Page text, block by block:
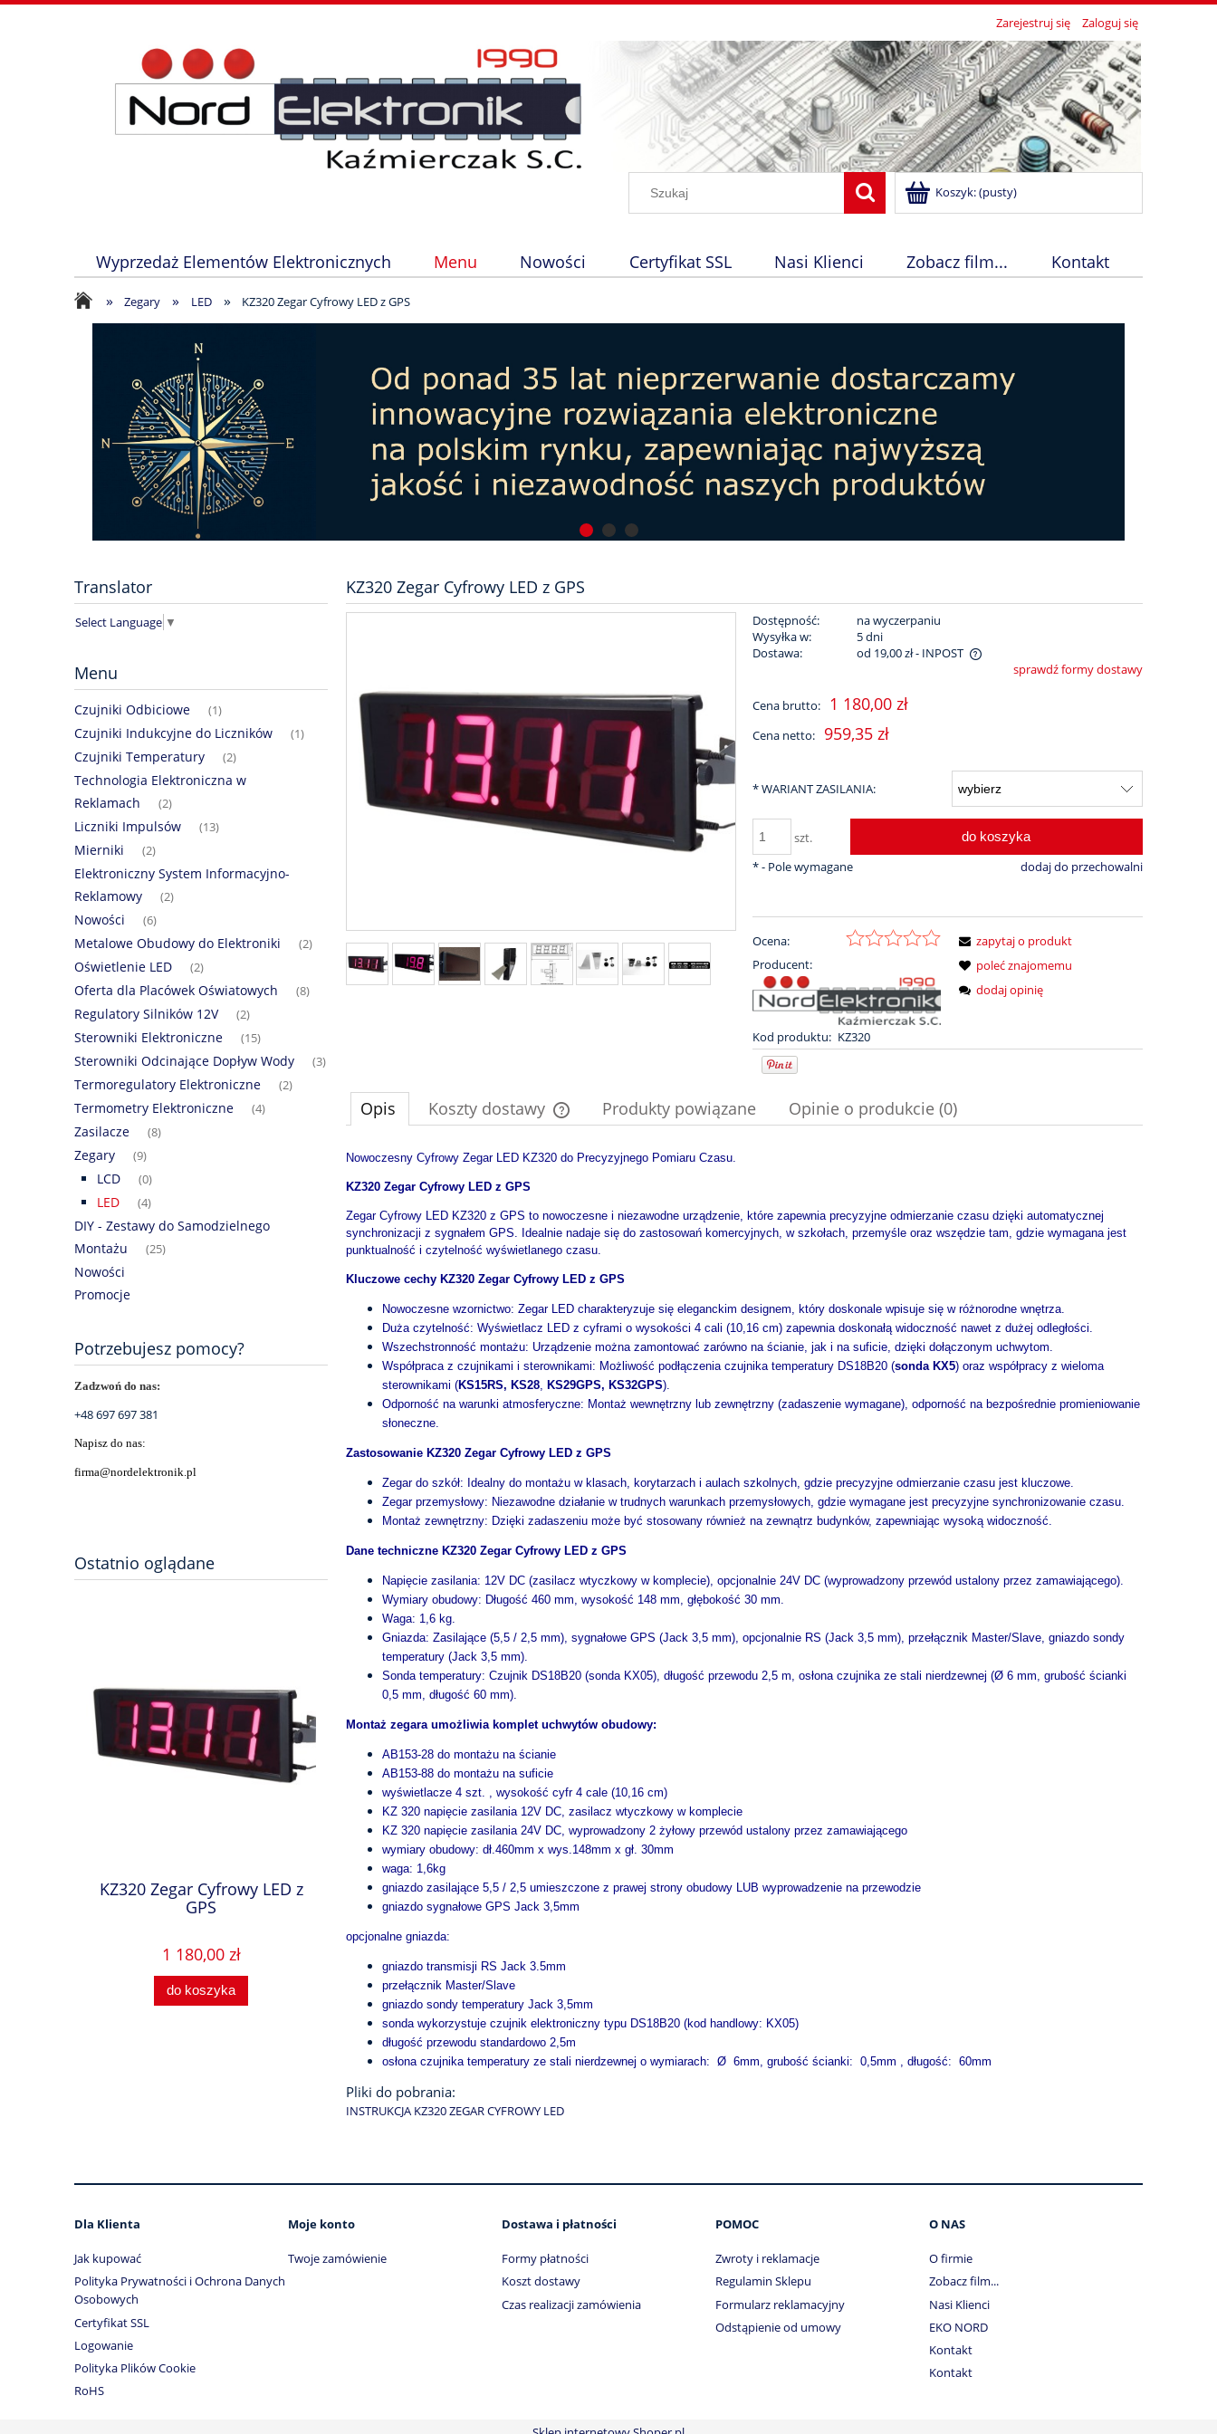
Zarejestruj się Zaloguj się
Koszyk:(pusty)
Wyprzedaż Elementów Elektronicznych Menu Nowości Certyfikat SSL Nasi Klienci Zobacz film... Kontakt
» Zegary » LED » KZ320 Zegar Cyfrowy LED z GPS
Translator
Select Language ▼
Menu
Czujniki Odbiciowe (1)
Czujniki Indukcyjne do Liczników (1)
Czujniki Temperatury (2)
Technologia Elektroniczna w
Reklamach
(2)
Liczniki Impulsów (13)
Mierniki (2)
Elektroniczny System Informacyjno-
Reklamowy
(2)
Nowości (6)
Metalowe Obudowy do Elektroniki (2)
Oświetlenie LED (2)
Oferta dla Placówek Oświatowych (8)
Regulatory Silników 12V (2)
Sterowniki Elektroniczne (15)
Sterowniki Odcinające Dopływ Wody (3)
Termoregulatory Elektroniczne (2)
Termometry Elektroniczne (4)
Zasilacze (8)
Zegary (9)
LCD (0)
LED (4)
DIY - Zestawy do Samodzielnego
Montażu
(25)
Nowości
Promocje
Potrzebujesz pomocy?
Zadzwoń do nas:
+48 697 697 381
Napisz do nas:
firma@nordelektronik.pl
Ostatnio oglądane
KZ320 Zegar Cyfrowy LED z
GPS
1 180,00 zł
do koszyka
KZ320 Zegar Cyfrowy LED z GPS
Dostępność:
na wyczerpaniu
Wysyłka w:
5 dni
Dostawa:
od 19,00 zł- INPOST
płatności
sprawdź formy dostawy
Cena brutto: 1 180,00 zł
Cena netto: 959,35 zł
*WARIANT ZASILANIA:
szt. do koszyka
dodaj do przechowalni
*- Pole wymagane
Ocena:
Producent:
Kod produktu: KZ320
zapytaj o produkt
poleć znajomemu
dodaj opinię
Opis Koszty dostawy
Cena nie zawiera ewentualnych kosztów
Produkty powiązane Opinie o produkcie (0)
Nowoczesny Cyfrowy Zegar LED KZ320 do Precyzyjnego Pomiaru Czasu.
KZ320 Zegar Cyfrowy LED z GPS
Zegar Cyfrowy LED KZ320 z GPS to nowoczesne i niezawodne urządzenie, które zapewnia precyzyjne odmierzanie czasu dzięki automatycznej
synchronizacji z sygnałem GPS. Idealnie nadaje się do zastosowań komercyjnych, w szkołach, przemyśle oraz wszędzie tam, gdzie wymagana jest
punktualność i czytelność wyświetlanego czasu.
Kluczowe cechy KZ320 Zegar Cyfrowy LED z GPS
Nowoczesne wzornictwo: Zegar LED charakteryzuje się eleganckim designem, który doskonale wpisuje się w różnorodne wnętrza.
Duża czytelność: Wyświetlacz LED z cyframi o wysokości 4 cali (10,16 cm) zapewnia doskonałą widoczność nawet z dużej odległości.
Wszechstronność montażu: Urządzenie można zamontować zarówno na ścianie, jak i na suficie, dzięki dołączonym uchwytom.
Współpraca z czujnikami i sterownikami: Możliwość podłączenia czujnika temperatury DS18B20 (sonda KX5) oraz współpracy z wieloma
sterownikami (KS15RS, KS28 KS29GPS, KS32GPS).
Odporność na warunki atmosferyczne: Montaż wewnętrzny lub zewnętrzny (zadaszenie wymagane), odporność na bezpośrednie promieniowanie
słoneczne.
Zastosowanie KZ320 Zegar Cyfrowy LED z GPS
Zegar do szkół: Idealny do montażu w klasach, korytarzach i aulach szkolnych, gdzie precyzyjne odmierzanie czasu jest kluczowe.
Zegar przemysłowy: Niezawodne działanie w trudnych warunkach przemysłowych, gdzie wymagane jest precyzyjne synchronizowanie czasu.
Montaż zewnętrzny: Dzięki zadaszeniu może być stosowany również na zewnątrz budynków, zapewniając wysoką widoczność.
Dane techniczne KZ320 Zegar Cyfrowy LED z GPS
Napięcie zasilania: 12V DC (zasilacz wtyczkowy w komplecie), opcjonalnie 24V DC (wyprowadzony przewód ustalony przez zamawiającego).
Wymiary obudowy: Długość 460 mm, wysokość 148 mm, głębokość 30 mm.
Waga: 1,6 kg.
Gniazda: Zasilające (5,5 / 2,5 mm), sygnałowe GPS (Jack 3,5 mm), opcjonalnie RS (Jack 3,5 mm), przełącznik Master/Slave, gniazdo sondy
temperatury (Jack 3,5 mm).
Sonda temperatury: Czujnik DS18B20 (sonda KX05), długość przewodu 2,5 m, osłona czujnika ze stali nierdzewnej (Ø 6 mm, grubość ścianki
0,5 mm, długość 60 mm).
Montaż zegara umożliwia komplet uchwytów obudowy:
AB153-28 do montażu na ścianie
AB153-88 do montażu na suficie
wyświetlacze 4 szt. , wysokość cyfr 4 cale (10,16 cm)
KZ 320 napięcie zasilania 12V DC, zasilacz wtyczkowy w komplecie
KZ 320 napięcie zasilania 24V DC, wyprowadzony 2 żyłowy przewód ustalony przez zamawiającego
wymiary obudowy: dł.460mm x wys.148mm x gł. 30mm
waga: 1,6kg
gniazdo zasilające 5,5 / 2,5 umieszczone z prawej strony obudowy LUB wyprowadzenie na przewodzie
gniazdo sygnałowe GPS Jack 3,5mm
opcjonalne gniazda:
gniazdo transmisji RS Jack 3.5mm
przełącznik Master/Slave
gniazdo sondy temperatury Jack 3,5mm
sonda wykorzystuje czujnik elektroniczny typu DS18B20 (kod handlowy: KX05)
długość przewodu standardowo 2,5m
osłona czujnika temperatury ze stali nierdzewnej o wymiarach: Ø 6mm, grubość ścianki: 0,5mm , długość: 60mm
Pliki do pobrania:
INSTRUKCJA KZ320 ZEGAR CYFROWY LED
Dla Klienta
Jak kupować
Polityka Prywatności i Ochrona Danych
Osobowych
Certyfikat SSL
Logowanie
Polityka Plików Cookie
RoHS
Moje konto
Twoje zamówienie
Dostawa i płatności
Formy płatności
Koszt dostawy
Czas realizacji zamówienia
POMOC
Zwroty i reklamacje
Regulamin Sklepu
Formularz reklamacyjny
Odstąpienie od umowy
O NAS
O firmie
Zobacz film...
Nasi Klienci
EKO NORD
Kontakt
Kontakt